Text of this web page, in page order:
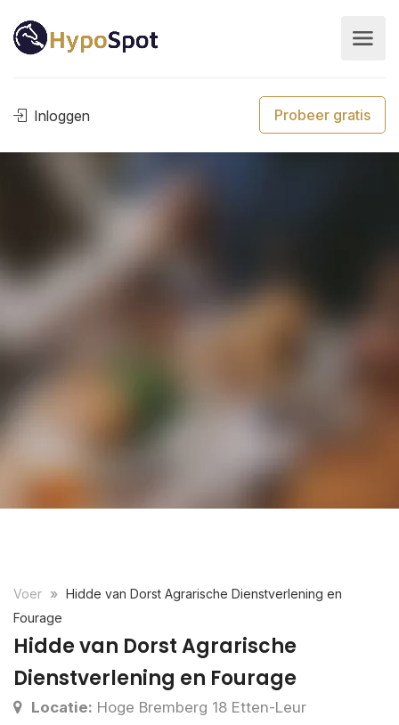
Inloggen Probeer gratis
Voer
Hidde van Dorst Agrarische Dienstverlening en
Fourage
Hidde van Dorst Agrarische
Dienstverlening en Fourage
Locatie: Hoge Bremberg 18 Etten-Leur